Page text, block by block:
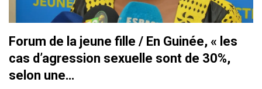
Forum de la jeune fille / En Guinée, « les
cas d’agression sexuelle sont de 30%,
selon une…